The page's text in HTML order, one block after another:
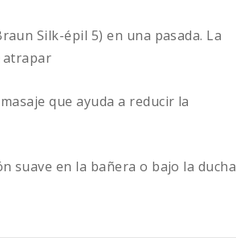
Silk-épil 5) en una pasada. La
atrapar
que ayuda a reducir la
suave en la bañera o bajo la ducha